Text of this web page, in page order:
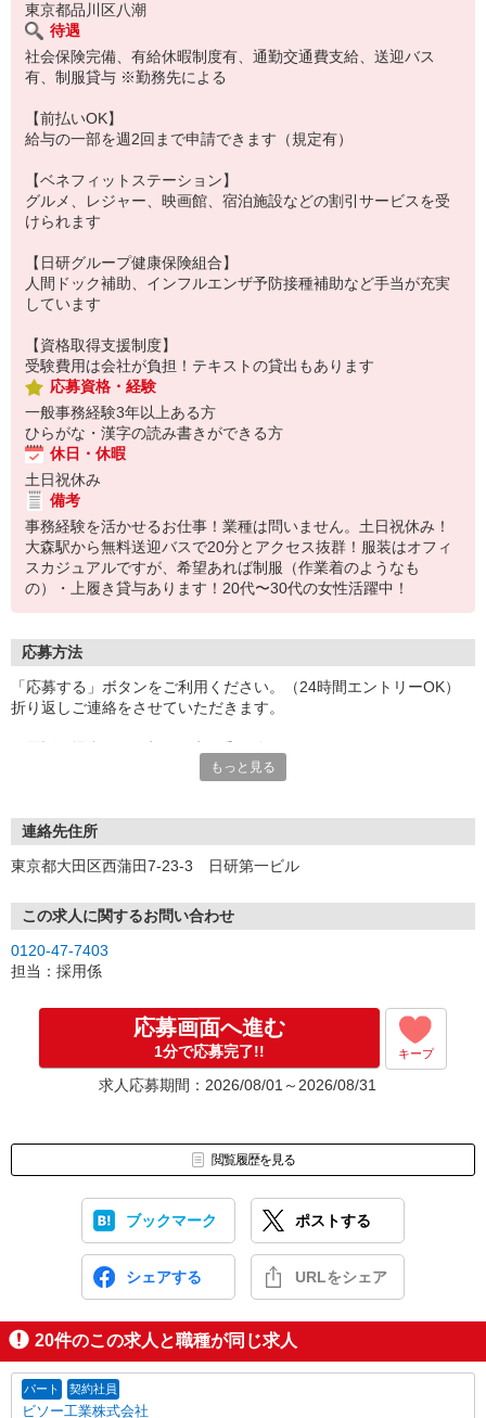
東京都品川区八潮
待遇
社会保険完備、有給休暇制度有、通勤交通費支給、送迎バス
有、制服貸与 ※勤務先による
【前払いOK】
給与の一部を週2回まで申請できます（規定有）
【ベネフィットステーション】
グルメ、レジャー、映画館、宿泊施設などの割引サービスを受
けられます
【日研グループ健康保険組合】
人間ドック補助、インフルエンザ予防接種補助など手当が充実
しています
【資格取得支援制度】
受験費用は会社が負担！テキストの貸出もあります
応募資格・経験
一般事務経験3年以上ある方
ひらがな・漢字の読み書きができる方
休日・休暇
土日祝休み
備考
事務経験を活かせるお仕事！業種は問いません。土日祝休み！
大森駅から無料送迎バスで20分とアクセス抜群！服装はオフィ
スカジュアルですが、希望あれば制服（作業着のようなも
の）・上履き貸与あります！20代〜30代の女性活躍中！
応募方法
「応募する」ボタンをご利用ください。（24時間エントリーOK）
折り返しご連絡をさせていただきます。
※非通知設定ですとつながりませんので、設定解除の上お電話くだ
【応募後の流れはコチラ】
予約日と「Web面談」もしくは「来場」かを選択ください。
【3】お仕事のご案内、採否
【4】研修※勤務先による
【5】就業スタート
お気軽にご応募・お問合せください。
もっと見る
連絡先住所
東京都大田区西蒲田7-23-3 日研第一ビル
この求人に関するお問い合わせ
0120-47-7403
担当：採用係
応募画面へ進む
1分で応募完了!! キープ
求人応募期間：2026/08/01～2026/08/31
閲覧履歴を見る
ブックマーク ポストする
シェアする URLをシェア
20件のこの求人と職種が同じ求人
パート 契約社員
ビソー工業株式会社